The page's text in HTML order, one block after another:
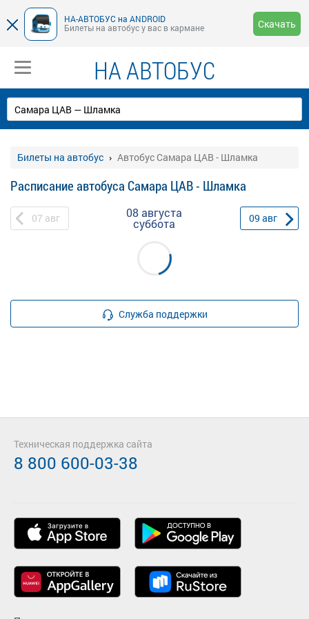
НА-АВТОБУС на ANDROID
Билеты на автобус у вас в кармане
Скачать
НА АВТОБУС
Билеты на автобус Автобус Самара ЦАВ - Шламка
Расписание автобуса Самара ЦАВ - Шламка
07 авг 08 августа
суббота 09 авг
Служба поддержки
Техническая поддержка сайта
8 800 600-03-38